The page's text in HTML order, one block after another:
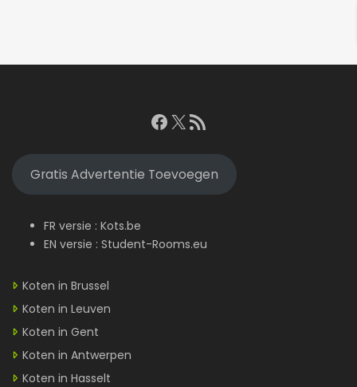
Facebook
X RSS feed
Gratis Advertentie Toevoegen
FR versie : Kots.be
EN versie : Student-Rooms.eu
Koten in Brussel
Koten in Leuven
Koten in Gent
Koten in Antwerpen
Koten in Hasselt